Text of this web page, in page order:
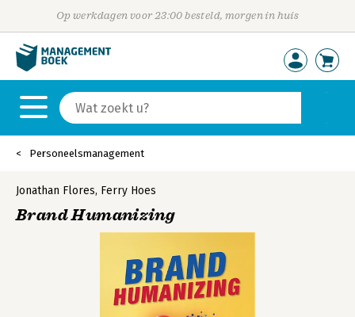
Op werkdagen voor 23:00 besteld, morgen in huis
Personeelsmanagement
Jonathan Flores, Ferry Hoes
Brand Humanizing